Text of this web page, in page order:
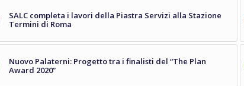
SALC completa i lavori della Piastra Servizi alla Stazione
Termini di Roma
Nuovo Palaterni: Progetto tra i finalisti del “The Plan
Award 2020”